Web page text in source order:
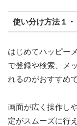
使い分け方法１
はじめてハッピー
で登録や検索、メ
れるのがおすすめで
画面が広く操作し
定がスムーズに行